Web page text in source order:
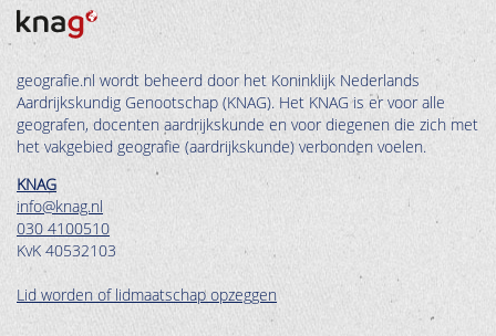
geografie.nl wordt beheerd door het Koninklijk Nederlands
Aardrijkskundig Genootschap (KNAG). Het KNAG is er voor alle
geografen, docenten aardrijkskunde en voor diegenen die zich met
het vakgebied geografie (aardrijkskunde) verbonden voelen.
KNAG
info@knag.nl
030 4100510
KvK 40532103
Lid worden of lidmaatschap opzeggen